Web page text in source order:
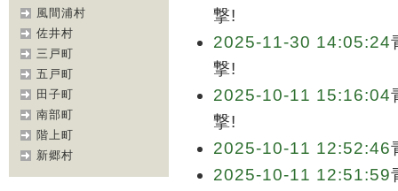
風間浦村
佐井村
三戸町
五戸町
田子町
南部町
階上町
新郷村
撃!
2025-11-30 14:05:24
撃!
2025-10-11 15:16:04
撃!
2025-10-11 12:52:46
2025-10-11 12:51:59